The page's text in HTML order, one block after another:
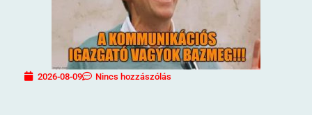
2026-08-09 Nincs hozzászólás